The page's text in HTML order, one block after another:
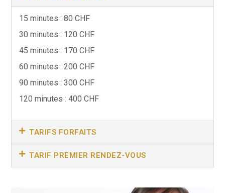
15 minutes : 80 CHF
30 minutes : 120 CHF
45 minutes : 170 CHF
60 minutes : 200 CHF
90 minutes : 300 CHF
120 minutes : 400 CHF
TARIFS FORFAITS
TARIF PREMIER RENDEZ-VOUS